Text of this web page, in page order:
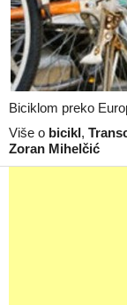
Biciklom preko
Više o bicikl,
Zoran Mihelčić